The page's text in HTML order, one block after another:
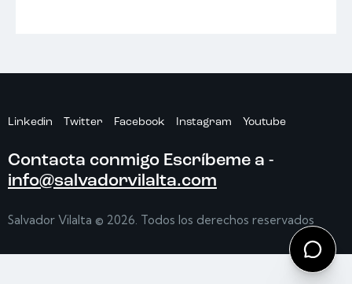
Linkedin Twitter Facebook Instagram Youtube
Contacta conmigo Escríbeme a -
info@salvadorvilalta.com
Salvador Vilalta © 2026. Todos los derechos reservados